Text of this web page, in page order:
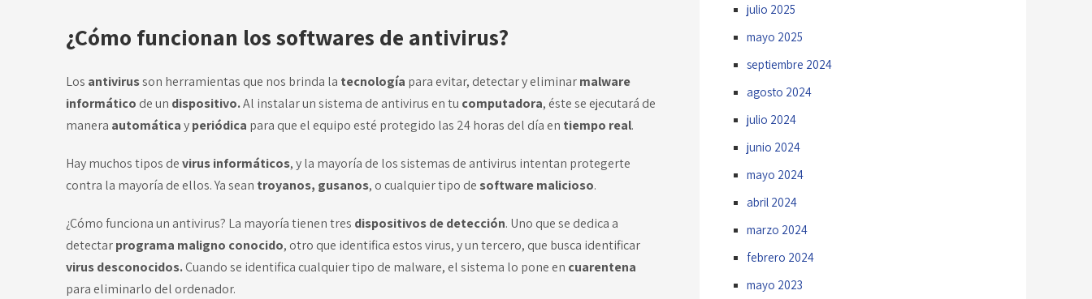
¿Cómo funcionan los softwares de antivirus?
Los antivirusson herramientas que nos brinda la tecnología para evitar, detectar y eliminarmalware
informático de un dispositivo.Al instalar un sistema de antivirus en tu computadora, éste se ejecutará de
manera automáticayperiódica para que el equipo esté protegido las 24 horas del día en tiempo real.
Hay muchos tipos devirus informáticos, y la mayoría de los sistemas de antivirus intentan protegerte
contra la mayoría de ellos. Ya sean troyanos, gusanos, o cualquier tipo de software malicioso.
¿Cómo funciona un antivirus? La mayoría tienen tres dispositivos de detección. Uno que se dedica a
detectarprograma maligno conocido, otro que identifica estos virus,y un tercero, que busca identificar
virus desconocidos.Cuando se identifica cualquier tipo de malware, el sistema lo pone en cuarentena
para eliminarlo del ordenador.
julio 2025
mayo 2025
septiembre 2024
agosto 2024
julio 2024
junio 2024
mayo 2024
abril 2024
marzo 2024
febrero 2024
mayo 2023